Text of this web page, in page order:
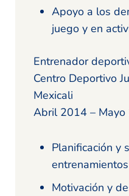
Apoyo a los
juego y en
Entrenador
Centro Deportivo
Mexicali
Abril 2014 – Mayo
Planificación y
Motivación y